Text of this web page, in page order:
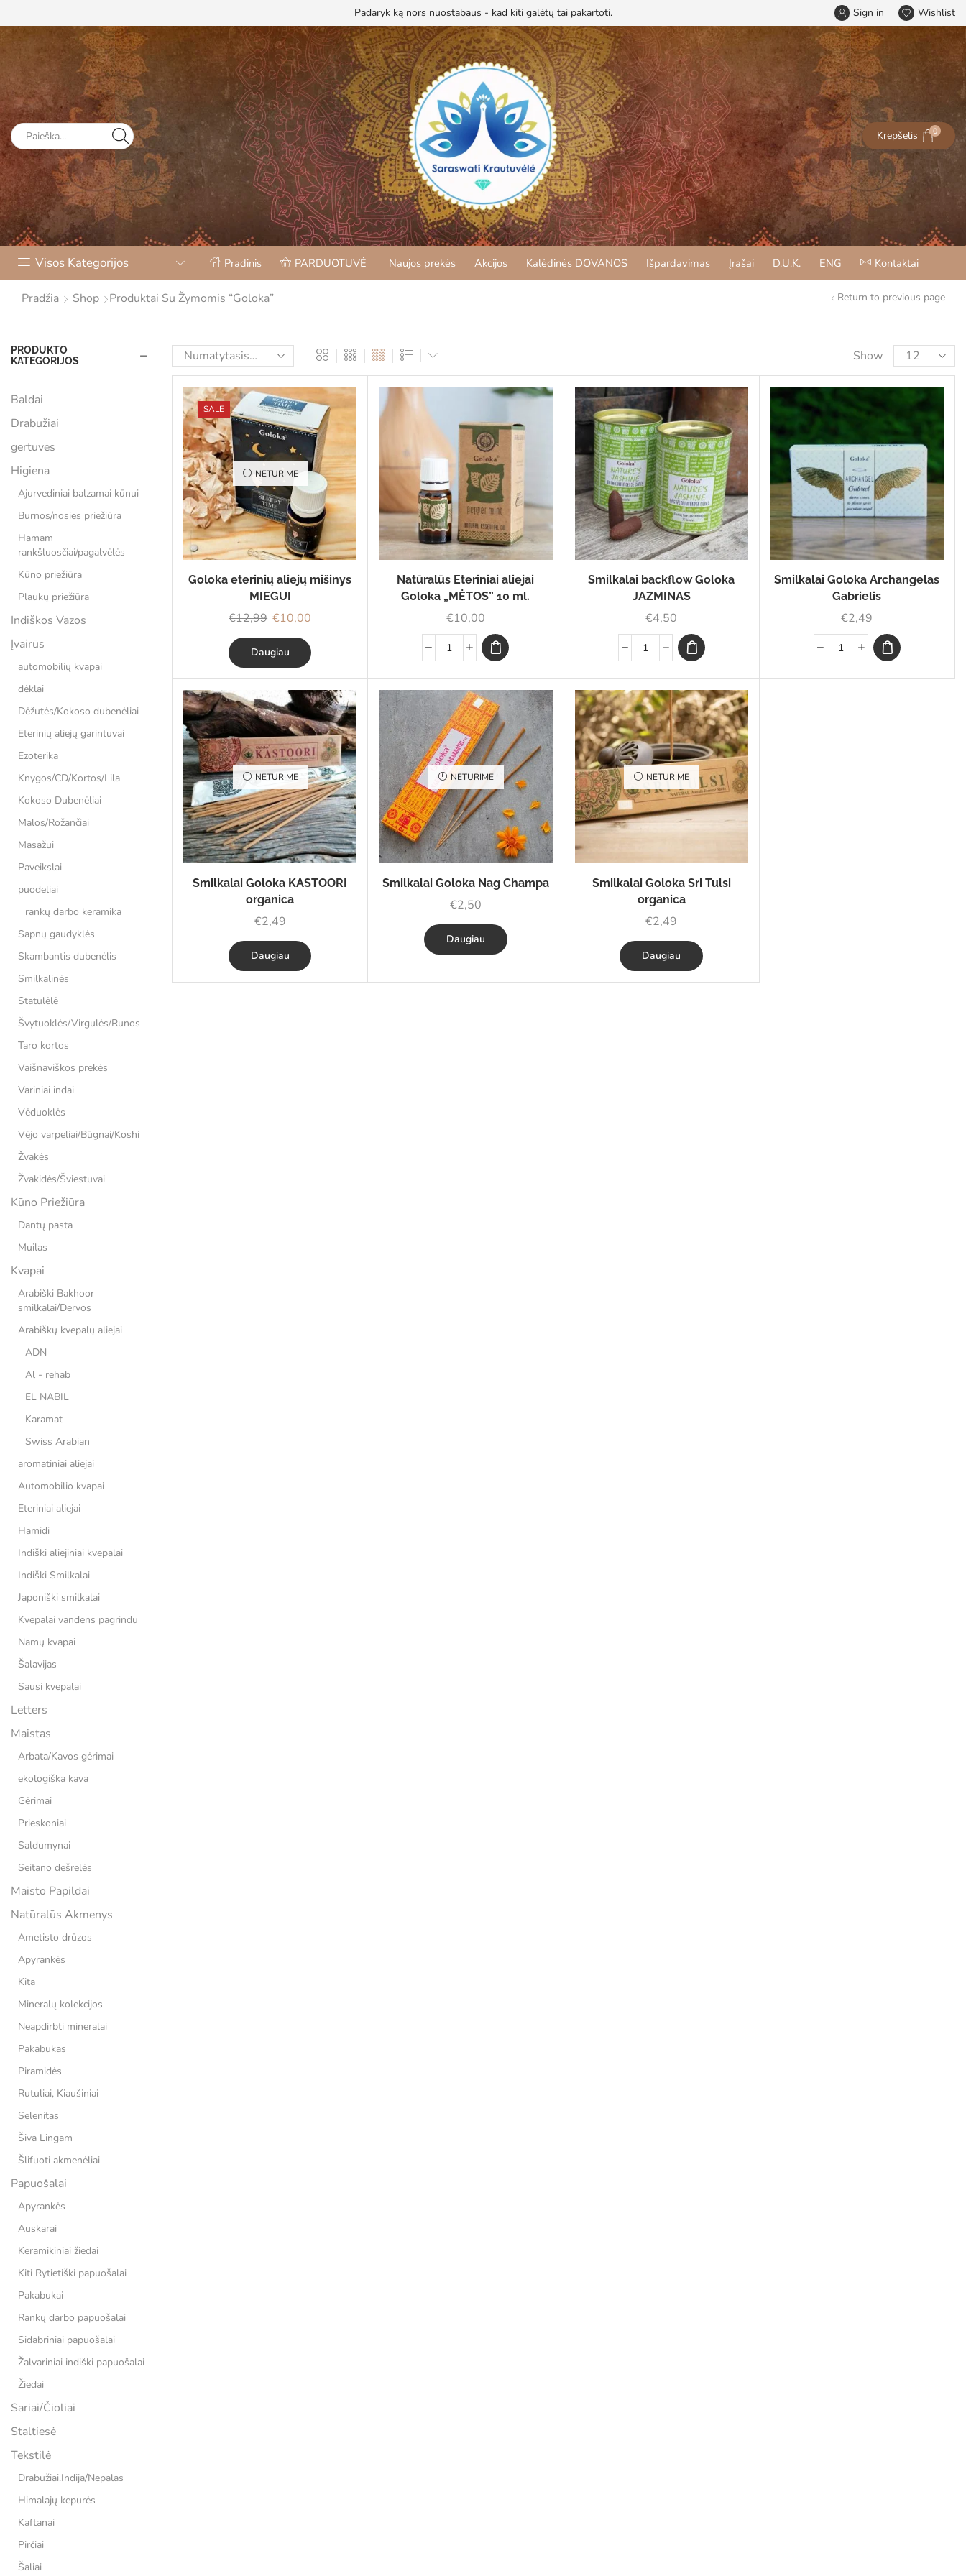
Padaryk ką nors nuostabaus - kad kiti galėtų tai pakartoti. Sign in Wishlist
Krepšelis 0
Visos Kategorijos Pradinis PARDUOTUVĖ Naujos prekės Akcijos Kalėdinės DOVANOS Išpardavimas Įrašai D.U.K. ENG Kontaktai
Pradžia Shop Produktai Su Žymomis “Goloka” Return to previous page
Show
SALE
NETURIME
Goloka eterinių aliejų mišinys
MIEGUI
€12,99 €10,00
Daugiau
Natūralūs Eteriniai aliejai
Goloka „MĖTOS” 10 ml.
€10,00
Smilkalai backflow Goloka
JAZMINAS
€4,50
Smilkalai Goloka Archangelas
Gabrielis
€2,49
NETURIME
Smilkalai Goloka KASTOORI
organica
€2,49
Daugiau
NETURIME
Smilkalai Goloka Nag Champa
€2,50
Daugiau
NETURIME
Smilkalai Goloka Sri Tulsi
organica
€2,49
Daugiau
PRODUKTO
KATEGORIJOS
Baldai
Drabužiai
gertuvės
Higiena
Ajurvediniai balzamai kūnui
Burnos/nosies priežiūra
Hamam
rankšluosčiai/pagalvėlės
Kūno priežiūra
Plaukų priežiūra
Indiškos Vazos
Įvairūs
automobilių kvapai
dėklai
Dėžutės/Kokoso dubenėliai
Eterinių aliejų garintuvai
Ezoterika
Knygos/CD/Kortos/Lila
Kokoso Dubenėliai
Malos/Rožančiai
Masažui
Paveikslai
puodeliai
rankų darbo keramika
Sapnų gaudyklės
Skambantis dubenėlis
Smilkalinės
Statulėlė
Švytuoklės/Virgulės/Runos
Taro kortos
Vaišnaviškos prekės
Variniai indai
Vėduoklės
Vėjo varpeliai/Būgnai/Koshi
Žvakės
Žvakidės/Šviestuvai
Kūno Priežiūra
Dantų pasta
Muilas
Kvapai
Arabiški Bakhoor
smilkalai/Dervos
Arabiškų kvepalų aliejai
ADN
Al - rehab
EL NABIL
Karamat
Swiss Arabian
aromatiniai aliejai
Automobilio kvapai
Eteriniai aliejai
Hamidi
Indiški aliejiniai kvepalai
Indiški Smilkalai
Japoniški smilkalai
Kvepalai vandens pagrindu
Namų kvapai
Šalavijas
Sausi kvepalai
Letters
Maistas
Arbata/Kavos gėrimai
ekologiška kava
Gėrimai
Prieskoniai
Saldumynai
Seitano dešrelės
Maisto Papildai
Natūralūs Akmenys
Ametisto drūzos
Apyrankės
Kita
Mineralų kolekcijos
Neapdirbti mineralai
Pakabukas
Piramidės
Rutuliai, Kiaušiniai
Selenitas
Šiva Lingam
Šlifuoti akmenėliai
Papuošalai
Apyrankės
Auskarai
Keramikiniai žiedai
Kiti Rytietiški papuošalai
Pakabukai
Rankų darbo papuošalai
Sidabriniai papuošalai
Žalvariniai indiški papuošalai
Žiedai
Sariai/Čioliai
Staltiesė
Tekstilė
Drabužiai.Indija/Nepalas
Himalajų kepurės
Kaftanai
Pirčiai
Šaliai